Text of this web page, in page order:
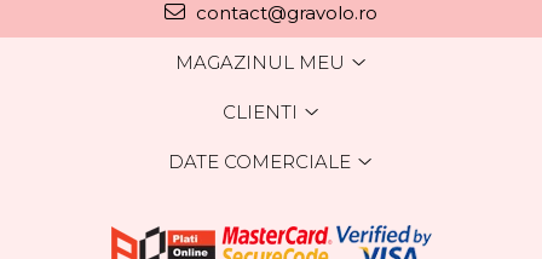
contact@gravolo.ro
MAGAZINUL MEU
CLIENTI
DATE COMERCIALE